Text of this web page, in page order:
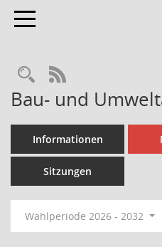
Toggle navigation
RSS-Feed
Bau- und
Informationen
Sitzungen
Wahlperiode 2026 - 2032